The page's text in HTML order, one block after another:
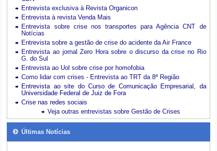
Entrevista exclusiva à Revista Organicon
Entrevista à revista Venda Mais
Entrevista sobre crise nos transportes para Agência CNT de
Notícias
Entrevista sobre a gestão de crise do acidente da Air France
Entrevista ao jornal Zero Hora sobre o discurso da crise no Rio
G. do Sul
Entrevista ao Uol sobre crise por homofobia
Como lidar com crises - Entrevista ao TRT da 8ª Região
Entrevista ao site do Curso de Comunicação Empresarial, da
Universidade Federal de Juiz de Fora
Crise nas redes sociais
Veja outras entrevistas sobre Gestão de Crises
Últimas Notícias